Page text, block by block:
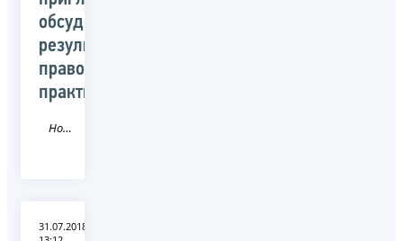
обсудить
результаты
правоприменительной
практики
Новость
31.07.2018